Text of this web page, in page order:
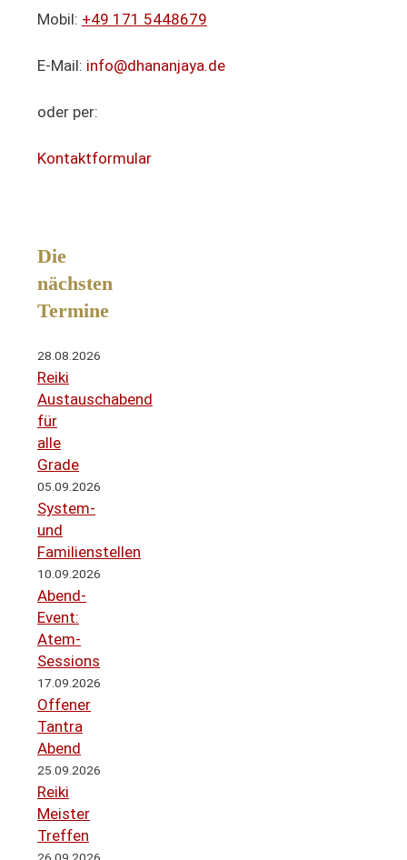
Mobil: +49 171 5448679
E-Mail: info@dhananjaya.de
oder per:
Kontaktformular
Die
nächsten
Termine
28.08.2026
Reiki
Austauschabend
für
alle
Grade
05.09.2026
System-
und
Familienstellen
10.09.2026
Abend-
Event:
Atem-
Sessions
17.09.2026
Offener
Tantra
Abend
25.09.2026
Reiki
Meister
Treffen